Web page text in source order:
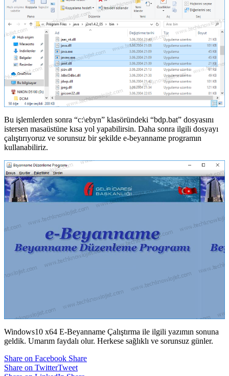
Bu işlemlerden sonra “c:\ebyn” klasöründeki “bdp.bat” dosyasını
istersen masaüstüne kısa yol yapabilirsin. Daha sonra ilgili dosyayı
çalıştırıyoruz ve sorunsuz bir şekilde e-beyanname programın
kullanabiliriz.
Windows10 x64 E-Beyanname Çalıştırma ile ilgili yazımın sonuna
geldik. Umarım faydalı olur. Herkese sağlıklı ve sorunsuz günler.
Share on Facebook Share
Share on TwitterTweet